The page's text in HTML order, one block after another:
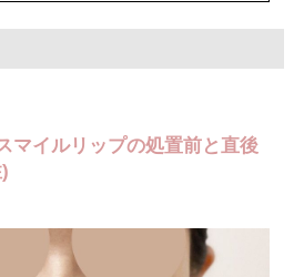
マイルリップの処置前と直後